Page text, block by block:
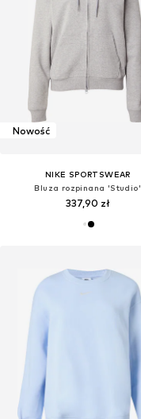
Nowość
NIKE SPORTSWEAR
Bluza rozpinana 'Studio'
337,90 zł